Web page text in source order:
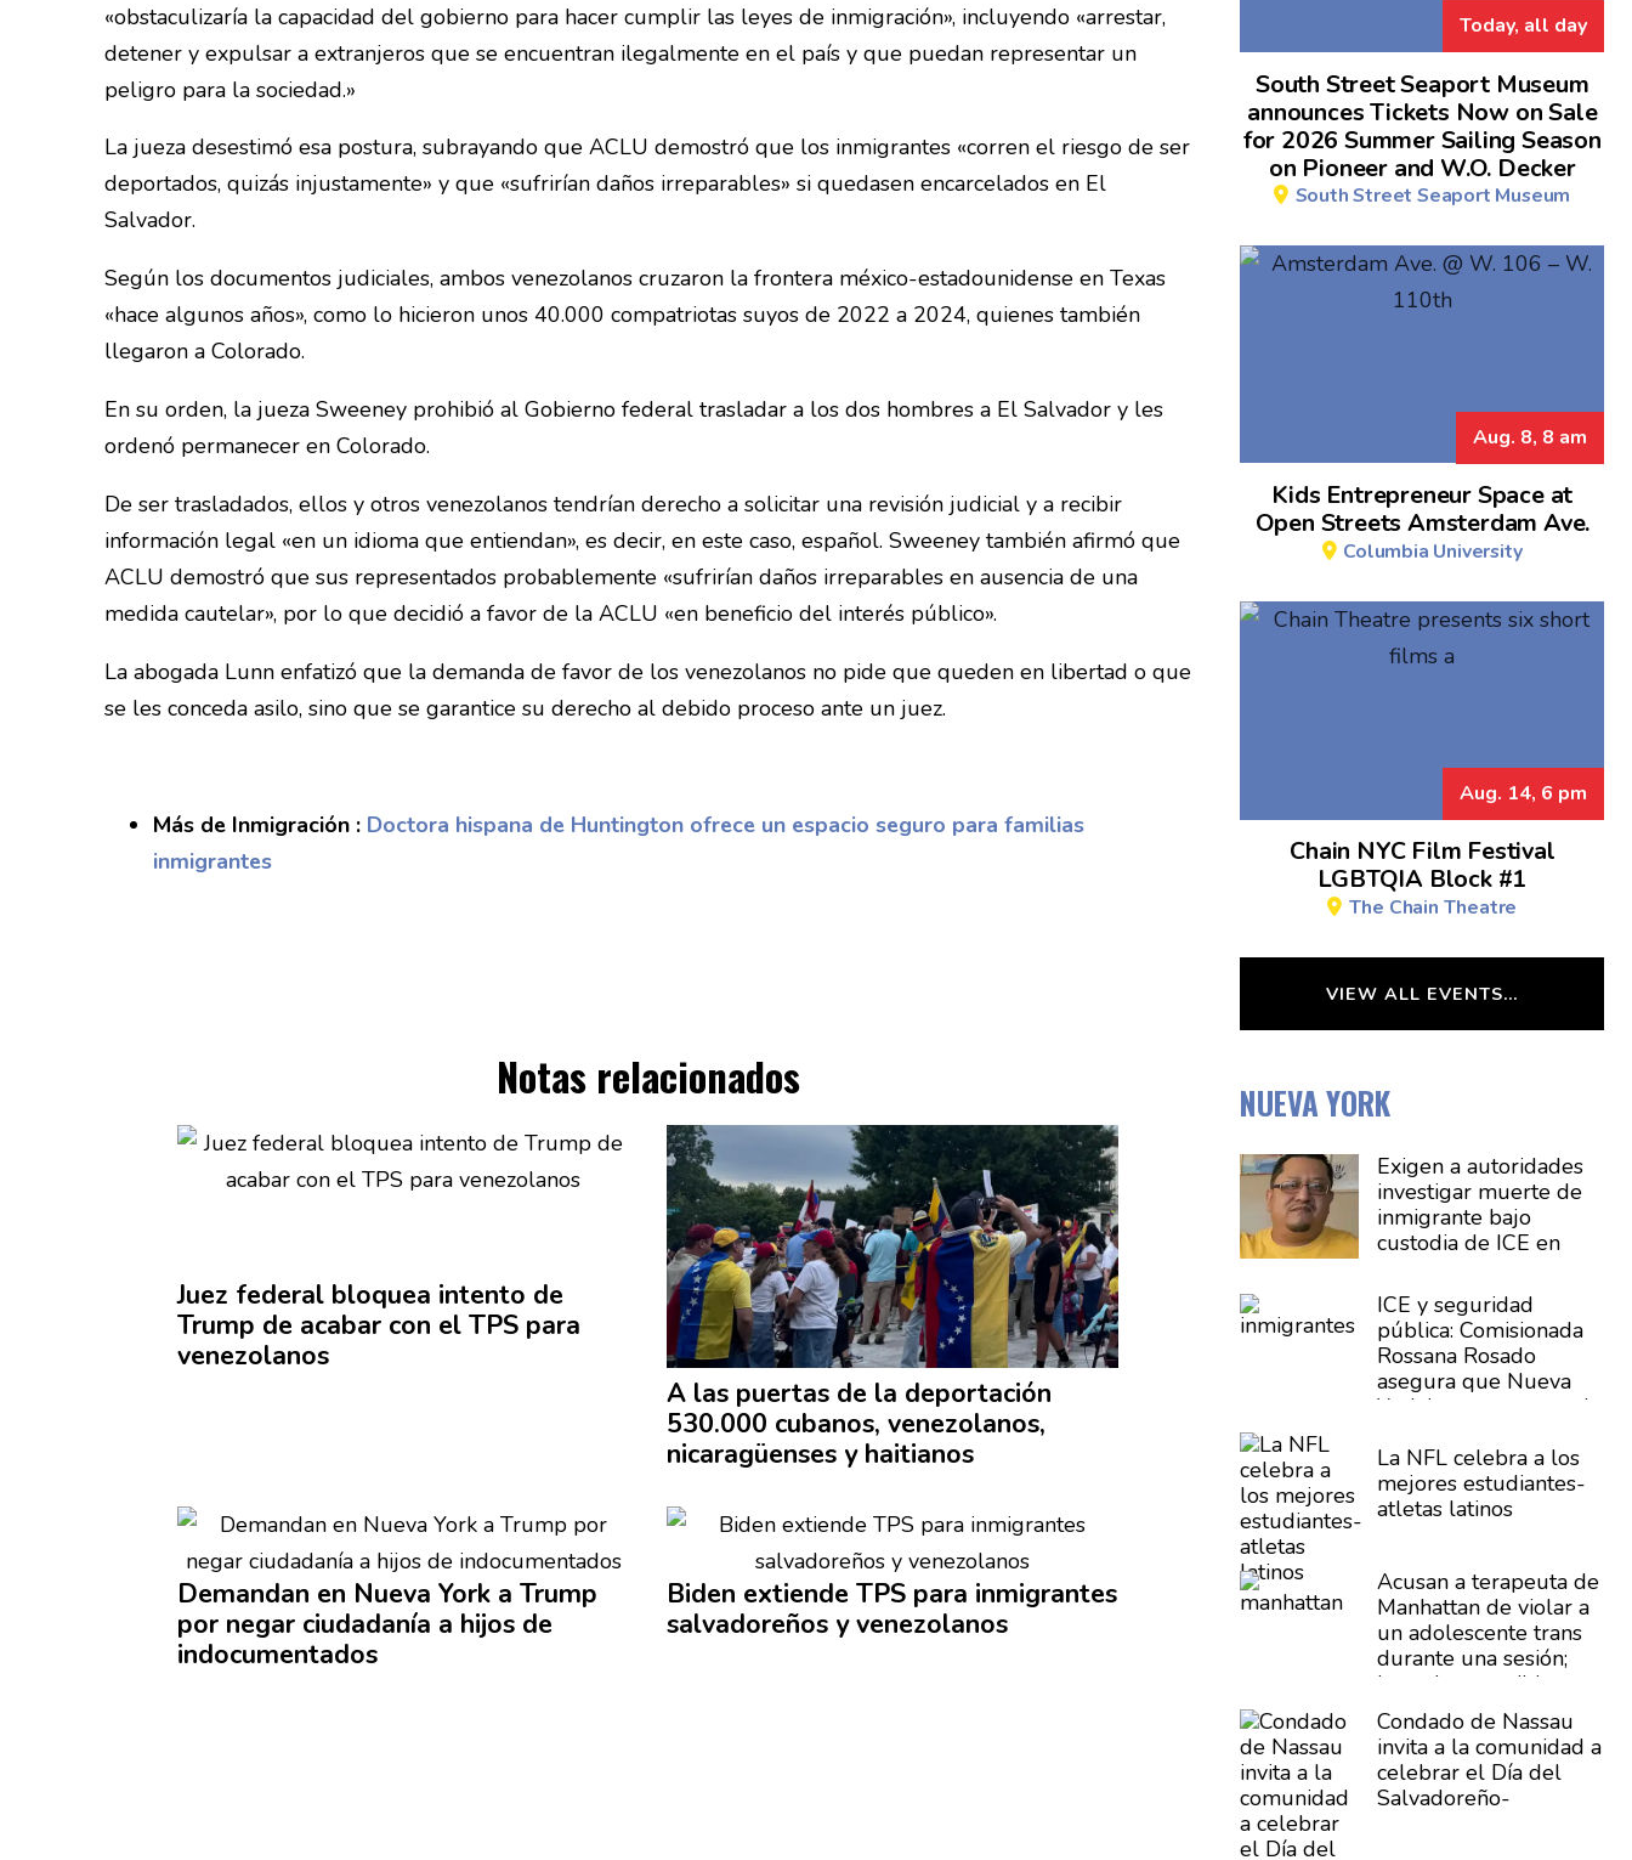
«obstaculizaría la capacidad del gobierno para hacer cumplir las leyes de inmigración», incluyendo «arrestar,
detener y expulsar a extranjeros que se encuentran ilegalmente en el país y que puedan representar un
peligro para la sociedad.»
La jueza desestimó esa postura, subrayando que ACLU demostró que los inmigrantes «corren el riesgo de ser
deportados, quizás injustamente» y que «sufrirían daños irreparables» si quedasen encarcelados en El
Salvador.
Según los documentos judiciales, ambos venezolanos cruzaron la frontera méxico-estadounidense en Texas
«hace algunos años», como lo hicieron unos 40.000 compatriotas suyos de 2022 a 2024, quienes también
llegaron a Colorado.
En su orden, la jueza Sweeney prohibió al Gobierno federal trasladar a los dos hombres a El Salvador y les
ordenó permanecer en Colorado.
De ser trasladados, ellos y otros venezolanos tendrían derecho a solicitar una revisión judicial y a recibir
información legal «en un idioma que entiendan», es decir, en este caso, español. Sweeney también afirmó que
ACLU demostró que sus representados probablemente «sufrirían daños irreparables en ausencia de una
medida cautelar», por lo que decidió a favor de la ACLU «en beneficio del interés público».
La abogada Lunn enfatizó que la demanda de favor de los venezolanos no pide que queden en libertad o que
se les conceda asilo, sino que se garantice su derecho al debido proceso ante un juez.
Más de Inmigración : Doctora hispana de Huntington ofrece un espacio seguro para familias
inmigrantes
Notas relacionados
Juez federal bloquea intento de
Trump de acabar con el TPS para
venezolanos
A las puertas de la deportación
530.000 cubanos, venezolanos,
nicaragüenses y haitianos
Demandan en Nueva York a Trump
por negar ciudadanía a hijos de
indocumentados
Biden extiende TPS para inmigrantes
salvadoreños yvenezolanos
Today, all day
South Street Seaport Museum
announces Tickets Now on Sale
for 2026 Summer Sailing Season
on Pioneer and W.O. Decker
South Street Seaport Museum
Aug. 8, 8 am
Kids Entrepreneur Space at
Open Streets Amsterdam Ave.
Columbia University
Aug. 14, 6 pm
Chain NYC Film Festival
LGBTQIA Block #1
The Chain Theatre
VIEW ALL EVENTS…
NUEVA YORK
Exigen a autoridades
investigar muerte de
inmigrante bajo
custodia de ICE en
Jersey
ICE y seguridad
pública: Comisionada
Rossana Rosado
asegura que Nueva
York busca proteger la
comunidades
inmigrantes
La NFL celebra a los
mejores estudiantes-
atletaslatinos
Acusan a terapeuta de
Manhattan de violar a
un adolescentetrans
durante una sesión;
investigan posibles
víctimas
adicionales
Condado de Nassau
invita a la comunidad a
celebrar el Día del
Salvadoreño-